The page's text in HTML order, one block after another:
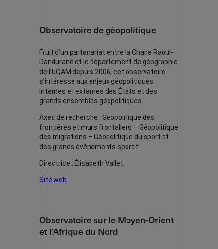
Observatoire de géopolitique
Fruit d’un partenariat entre la Chaire Raoul-
Dandurand et le département de géographie
de l’UQAM depuis 2006, cet observatoire
s’intéresse aux enjeux géopolitiques
internes et externes des États et des
grands ensembles géopolitiques.
Axes de recherche : Géopolitique des
frontières et murs frontaliers – Géopolitique
des migrations – Géopolitique du sport et
des grands événements sportif.
Directrice : Élisabeth Vallet
Site web
Observatoire sur le Moyen-Orient
et l’Afrique du Nord